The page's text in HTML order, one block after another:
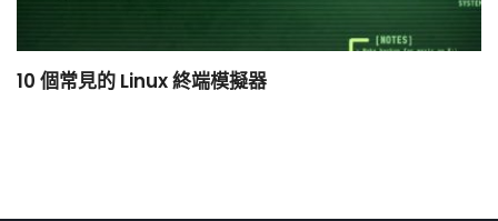
10 個常見的 Linux 終端模擬器